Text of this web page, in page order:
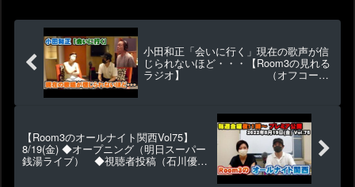
小田和正「会いに行く」現在の歌声が信
じられないほど・・・【Room3の見れる
ラジオ】 （オフコー
【Room3のオールナイト関西Vol75】
8/19(金) ◆オープニング（明日スーパー
銭湯ライブ） ◆視聴者投稿（石川優